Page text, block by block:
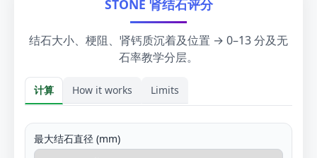
STONE 肾结石评分
结石大小、梗阻、肾钙质沉着及位置 → 0–13 分及无
石率教学分层。
计算 How it works Limits
计算
最大结石直径 (mm)